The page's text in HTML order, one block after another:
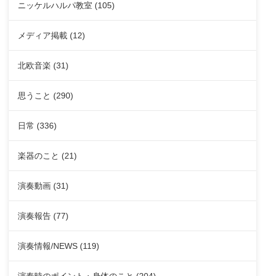
ニッケルハルパ教室 (105)
メディア掲載 (12)
北欧音楽 (31)
思うこと (290)
日常 (336)
楽器のこと (21)
演奏動画 (31)
演奏報告 (77)
演奏情報/NEWS (119)